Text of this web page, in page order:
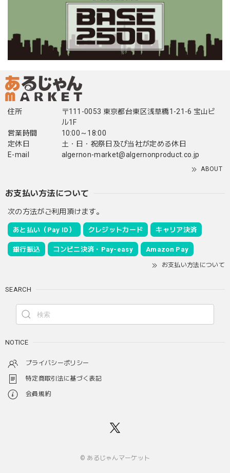
住所
〒111-0053 東京都台東区浅草橋1-21-6 宝山ビ
ル1F
営業時間
10:00～18:00
定休日
土・日・祝祭日及び当社が定める休日
E-mail
algernon-market@algernonproduct.co.jp
ABOUT
お支払い方法について
次の方法がご利用頂けます。
あと払い（Pay ID） クレジットカード キャリア決済
銀行振込 コンビニ決済・Pay-easy Amazon Pay
お支払い方法について
SEARCH
NOTICE
プライバシーポリシー
特定商取引法に基づく表記
会員規約
© あるじゃんマーケット